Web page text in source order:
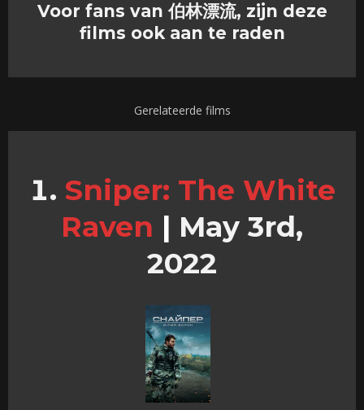
Voor fans van 伯林漂流, zijn deze
films ook aan te raden
Gerelateerde films
Sniper: The White
Raven | May 3rd,
2022